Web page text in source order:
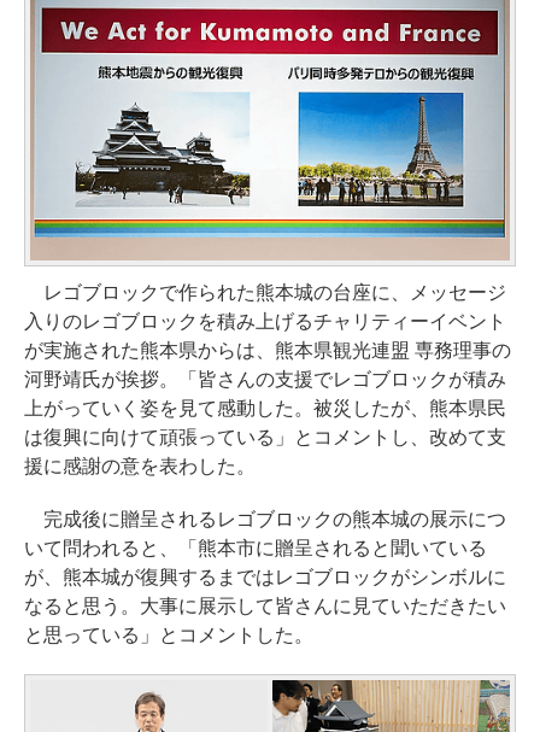
レゴブロックで作られた熊本城の台座に、メッセージ
入りのレゴブロックを積み上げるチャリティーイベント
が実施された熊本県からは、熊本県観光連盟 専務理事の
河野靖氏が挨拶。「皆さんの支援でレゴブロックが積み
上がっていく姿を見て感動した。被災したが、熊本県民
は復興に向けて頑張っている」とコメントし、改めて支
援に感謝の意を表わした。
完成後に贈呈されるレゴブロックの熊本城の展示につ
いて問われると、「熊本市に贈呈されると聞いている
が、熊本城が復興するまではレゴブロックがシンボルに
なると思う。大事に展示して皆さんに見ていただきたい
と思っている」とコメントした。